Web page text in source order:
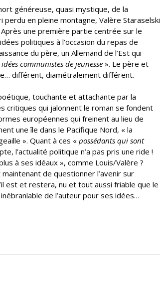
généreuse, quasi mystique, de la
en pleine montagne, Valère Staraselski
une première partie centrée sur le
politiques à l’occasion du repas de
du père, un Allemand de l’Est qui
communistes de jeunesse ». Le père et
différent, diamétralement différent.
touchante et attachante par la
critiques qui jalonnent le roman se fondent
européennes qui freinent au lieu de
une île dans le Pacifique Nord, « la
». Quant à ces « possédants qui sont
l’actualité politique n’a pas pris une ride !
à ses idéaux », comme Louis/Valère ?
de questionner l’avenir sur
est et restera, nu et tout aussi friable que le
de l’auteur pour ses idées…